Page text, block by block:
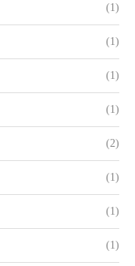
(1)
(1)
(1)
(1)
(2)
(1)
(1)
(1)